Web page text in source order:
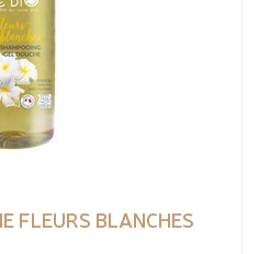
FLEURS BLANCHES